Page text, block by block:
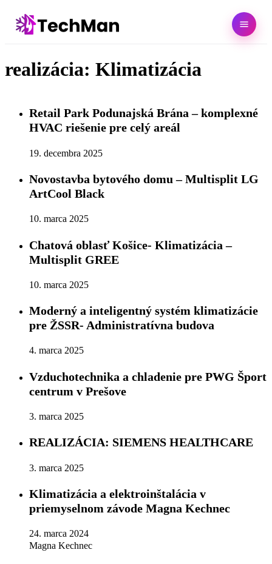
realizácia: Klimatizácia
Retail Park Podunajská Brána – komplexné
HVAC riešenie pre celý areál
19. decembra 2025
Novostavba bytového domu – Multisplit LG
ArtCool Black
10. marca 2025
Chatová oblasť Košice- Klimatizácia –
Multisplit GREE
10. marca 2025
Moderný a inteligentný systém klimatizácie
pre ŽSSR- Administratívna budova
4. marca 2025
Vzduchotechnika a chladenie pre PWG Šport
centrum v Prešove
3. marca 2025
REALIZÁCIA: SIEMENS HEALTHCARE
3. marca 2025
Klimatizácia a elektroinštalácia v
priemyselnom závode Magna Kechnec
24. marca 2024
Magna Kechnec